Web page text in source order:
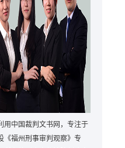
用中国裁判文书网，专注于
《福州刑事审判观察》专